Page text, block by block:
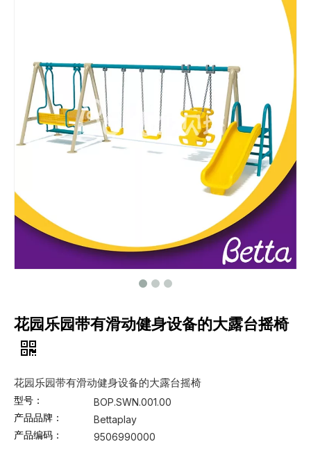
花园乐园带有滑动健身设备的大露台摇椅
花园乐园带有滑动健身设备的大露台摇椅
型号：
BOP.SWN.001.00
产品品牌：
Bettaplay
产品编码：
9506990000